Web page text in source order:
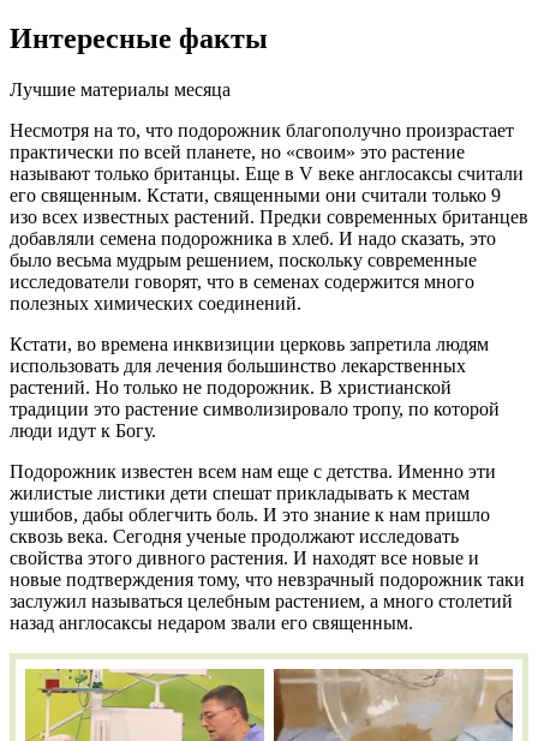
Интересные факты
Лучшие материалы месяца
Несмотря на то, что подорожник благополучно произрастает
практически по всей планете, но «своим» это растение
называют только британцы. Еще в V веке англосаксы считали
его священным. Кстати, священными они считали только 9
изо всех известных растений. Предки современных британцев
добавляли семена подорожника в хлеб. И надо сказать, это
было весьма мудрым решением, поскольку современные
исследователи говорят, что в семенах содержится много
полезных химических соединений.
Кстати, во времена инквизиции церковь запретила людям
использовать для лечения большинство лекарственных
растений. Но только не подорожник. В христианской
традиции это растение символизировало тропу, по которой
люди идут к Богу.
Подорожник известен всем нам еще с детства. Именно эти
жилистые листики дети спешат прикладывать к местам
ушибов, дабы облегчить боль. И это знание к нам пришло
сквозь века. Сегодня ученые продолжают исследовать
свойства этого дивного растения. И находят все новые и
новые подтверждения тому, что невзрачный подорожник таки
заслужил называться целебным растением, а много столетий
назад англосаксы недаром звали его священным.